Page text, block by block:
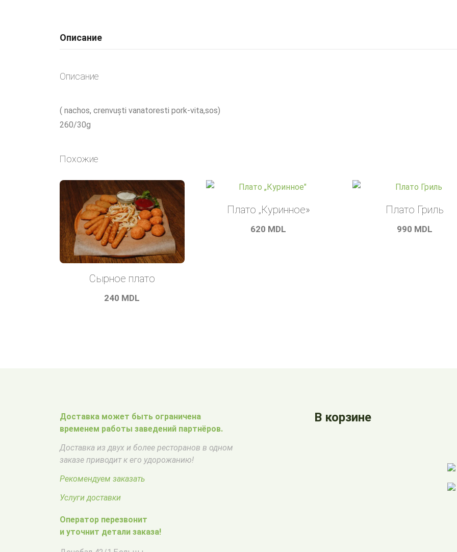
Описание
Описание
( nachos, crenvuști vanatoresti pork-vita,sos)
260/30g
Похожие
Cырное плато
240 MDL
Плато „Куринное»
620 MDL
Плато Гриль
990 MDL
Доставка может быть ограничена
временем работы заведений партнёров.
Доставка из двух и более ресторанов в одном
заказе приводит к его удорожанию!
Рекомендуем заказать
Услуги доставки
Оператор перезвонит
и уточнит детали заказа!
В корзине